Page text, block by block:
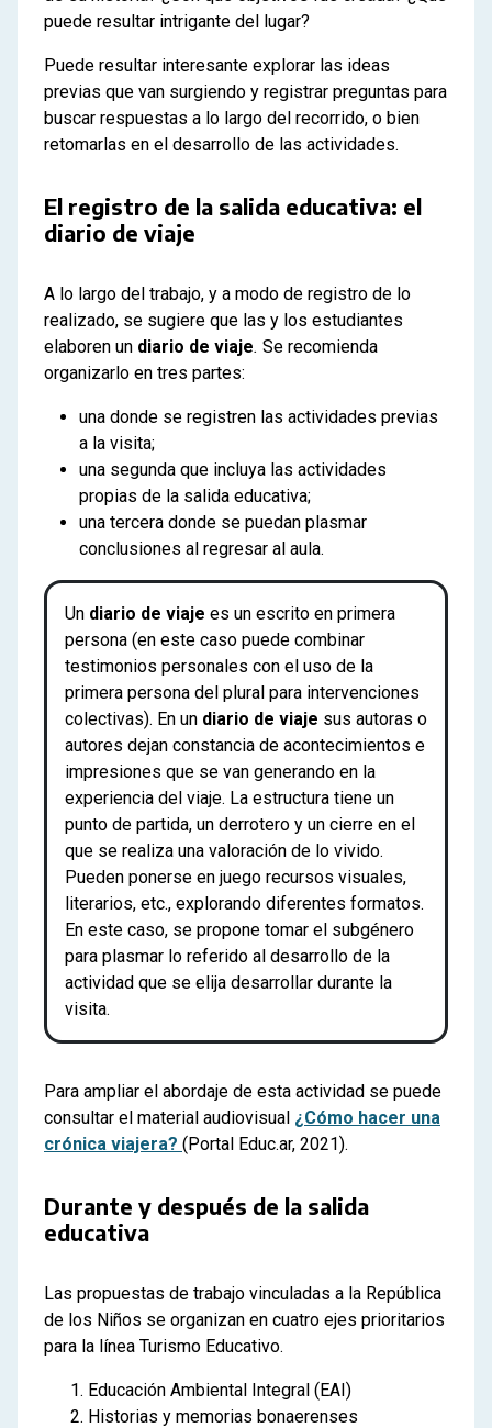
puede resultar intrigante del lugar?
Puede resultar interesante explorar las ideas
previas que van surgiendo y registrar preguntas para
buscar respuestas a lo largo del recorrido, o bien
retomarlas en el desarrollo de las actividades.
El registro de la salida educativa: el
diario de viaje
A lo largo del trabajo, y a modo de registro de lo
realizado, se sugiere que las y los estudiantes
elaboren un diario de viaje. Se recomienda
organizarlo en tres partes:
una donde se registren las actividades previas
a la visita;
una segunda que incluya las actividades
propias de la salida educativa;
una tercera donde se puedan plasmar
conclusiones al regresar al aula.
Un diario de viaje es un escrito en primera
persona (en este caso puede combinar
testimonios personales con el uso de la
primera persona del plural para intervenciones
colectivas). En un diario de viaje sus autoras o
autores dejan constancia de acontecimientos e
impresiones que se van generando en la
experiencia del viaje. La estructura tiene un
punto de partida, un derrotero y un cierre en el
que se realiza una valoración de lo vivido.
Pueden ponerse en juego recursos visuales,
literarios, etc., explorando diferentes formatos.
En este caso, se propone tomar el subgénero
para plasmar lo referido al desarrollo de la
actividad que se elija desarrollar durante la
visita.
Para ampliar el abordaje de esta actividad se puede
consultar el material audiovisual ¿Cómo hacer una
crónica viajera? (Portal Educ.ar, 2021).
Durante y después de la salida
educativa
Las propuestas de trabajo vinculadas a la República
de los Niños se organizan en cuatro ejes prioritarios
para la línea Turismo Educativo.
Educación Ambiental Integral (EAI)
Historias y memorias bonaerenses